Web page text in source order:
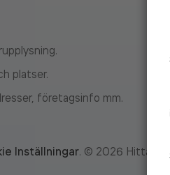
platser.
företagsinfo mm.
Inställningar. © 2026 Hitta.se